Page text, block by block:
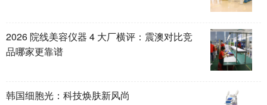
2026 院线美容仪器 4 大厂横评：震澳对比竞
品哪家更靠谱
韩国细胞光：科技焕肤新风尚